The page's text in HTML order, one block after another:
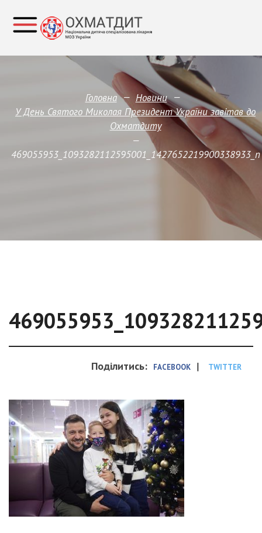
Головна — Новини —
У День Святого Миколая Президент України завітав до
Охматдиту
—
469055953_1093282112595001_1427652219900338933_n
Поділитись: FACEBOOK | TWITTER